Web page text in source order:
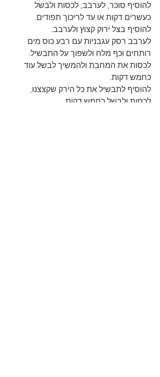
להוסיף סוכר, לערבב, לכסות ולבשל
כעשרים דקות או עד לריכוך תפודים.
להוסיף בצל ירוק קצוץ ולערבב.
לערבב רסק עגבניות עם רבע כוס מים
רותחים וכף מלח ולשפוך על התבשיל.
לכסות את המחבת ולהמשיך לבשל עוד
כחמש דקות.
להוסיף לתבשיל את כל הירק שקצצנו,
לכסות ולבשל כחמש דקות.